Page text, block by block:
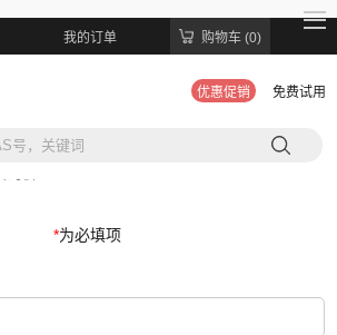
我的订单 购物车 (0)
优惠促销 免费试用
*为必填项